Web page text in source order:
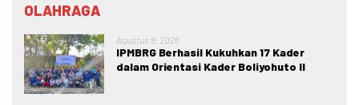
OLAHRAGA
Agustus 8, 2026
IPMBRG Berhasil Kukuhkan 17 Kader
dalam Orientasi Kader Boliyohuto II